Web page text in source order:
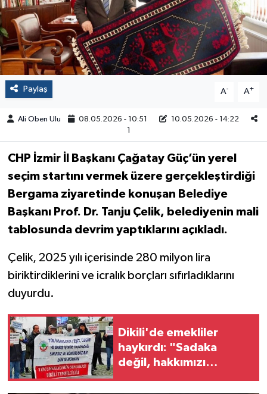
Paylaş A- A+
Ali Oben Ulu 08.05.2026 - 10:51
10.05.2026 - 14:22
1
CHP İzmir İl Başkanı Çağatay Güç’ün yerel
seçim startını vermek üzere gerçekleştirdiği
Bergama ziyaretinde konuşan Belediye
Başkanı Prof. Dr. Tanju Çelik, belediyenin mali
tablosunda devrim yaptıklarını açıkladı.
Çelik, 2025 yılı içerisinde 280 milyon lira
biriktirdiklerini ve icralık borçları sıfırladıklarını
duyurdu.
Dikili'de emekliler
haykırdı: "Sadaka
değil, hakkımızı